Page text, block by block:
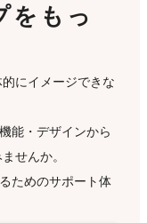
をもっ
にイメージできな
能・デザインから
せんか。
ためのサポート体